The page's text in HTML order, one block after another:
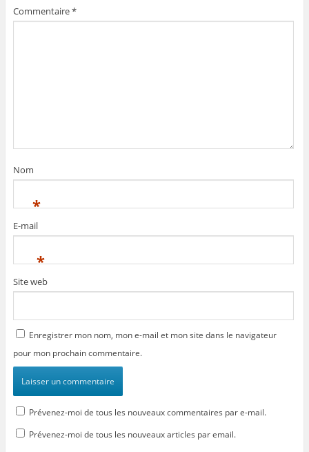
Commentaire*
Nom
*
E-mail
*
Site web
Enregistrer mon nom, mon e-mail et mon site dans le navigateur
pour mon prochain commentaire.
Prévenez-moi de tous les nouveaux commentaires par e-mail.
Prévenez-moi de tous les nouveaux articles par email.